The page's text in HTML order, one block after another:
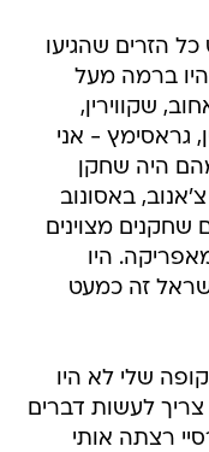
הזרים שהגיעו
ברמה מעל
שקווירין,
גראסימץ - אני
היה שחקן
באסונוב
שחקנים מצוינים
היו
זה כמעט
שלי לא היו
צריך לעשות דברים
רצתה אותי